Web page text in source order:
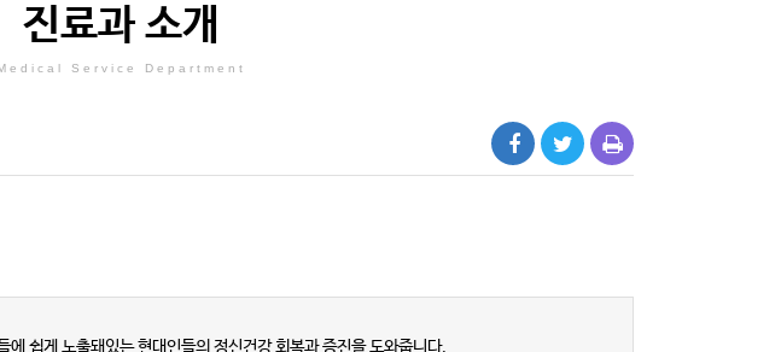
안내
건강검진 안내
진료과 소개
Service Department
쉽게 노출돼있는 현대인들의 정신건강 회복과 증진을 도와줍니다.